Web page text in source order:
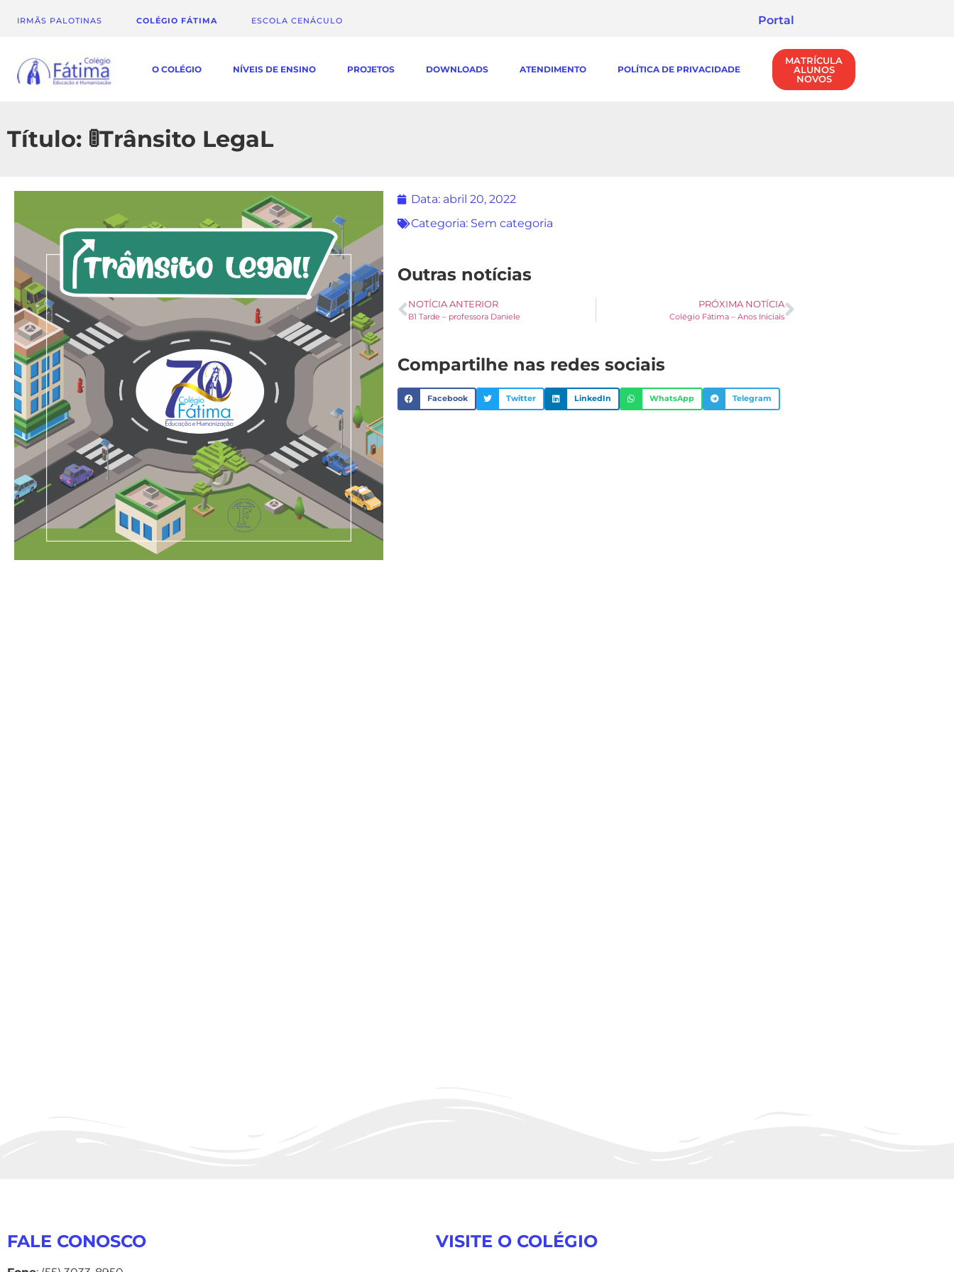
IRMÃS PALOTINAS COLÉGIO FÁTIMA ESCOLA CENÁCULO Portal
O COLÉGIO NÍVEIS DE ENSINO PROJETOS DOWNLOADS ATENDIMENTO POLÍTICA DE PRIVACIDADE
MATRÍCULA
ALUNOS
NOVOS
Título: 🚦Trânsito LegaL
Data: abril 20, 2022
Categoria: Sem categoria
Outras notícias
NOTÍCIA ANTERIOR
B1 Tarde – professora Daniele
PRÓXIMA NOTÍCIA
Colégio Fátima – Anos Iniciais
Compartilhe nas redes sociais
Facebook Twitter LinkedIn WhatsApp Telegram
FALE CONOSCO VISITE O COLÉGIO